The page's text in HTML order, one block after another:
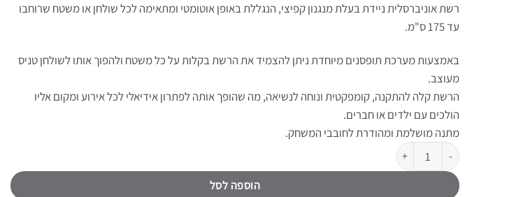
רשת אוניברסלית ניידת בעלת מנגנון קפיצי, הנגללת באופן אוטומטי ומתאימה לכל שולחן או משטח שרוחבו
עד 175 ס"מ.
באמצעות מערכת תופסנים מיוחדת ניתן להצמיד את הרשת בקלות על כל משטח ולהפוך אותו לשולחן טניס
מעוצב.
הרשת קלה להתקנה, קומפקטית ונוחה לנשיאה, מה שהופך אותה לפתרון אידיאלי לכל אירוע ומקום אליו
הולכים עם ילדים או חברים.
מתנה מושלמת ומהודרת לחובבי המשחק.
כמות של רשת פינג פונג מתכווננת פטנט מתאימה גם לשולחן רגיל PACIFIX 4562
הוספה לסל